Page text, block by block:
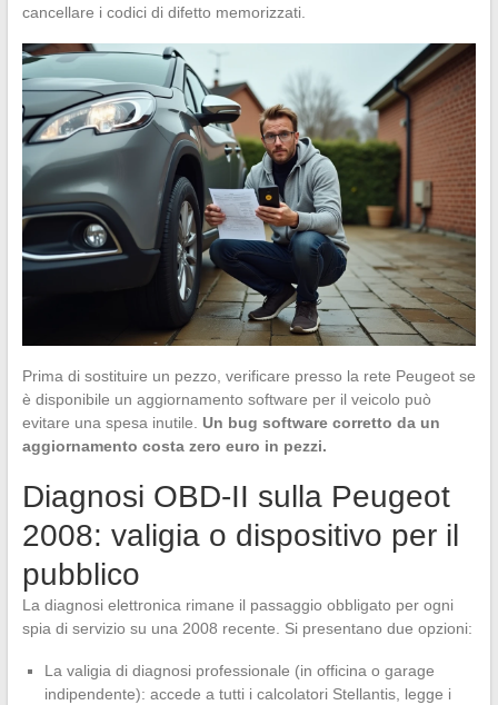
cancellare i codici di difetto memorizzati.
Prima di sostituire un pezzo, verificare presso la rete Peugeot se
è disponibile un aggiornamento software per il veicolo può
evitare una spesa inutile. Un bug software corretto da un
aggiornamento costa zero euro in pezzi.
Diagnosi OBD-II sulla Peugeot
2008: valigia o dispositivo per il
pubblico
La diagnosi elettronica rimane il passaggio obbligato per ogni
spia di servizio su una 2008 recente. Si presentano due opzioni:
La valigia di diagnosi professionale (in officina o garage
indipendente): accede a tutti i calcolatori Stellantis, legge i